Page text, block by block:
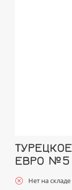
ЕВРО №5
Нет на складе